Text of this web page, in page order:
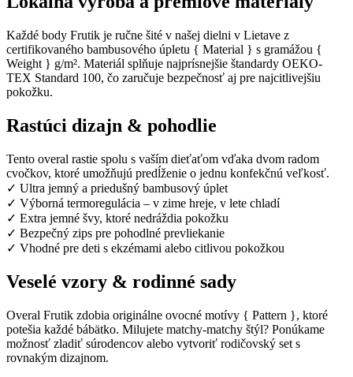
Každé body Frutik je ručne šité v našej dielni v Lietave z
certifikovaného bambusového úpletu { Material } s gramážou {
Weight } g/m². Materiál splňuje najprísnejšie štandardy OEKO-
TEX Standard 100, čo zaručuje bezpečnosť aj pre najcitlivejšiu
pokožku.
Rastúci dizajn & pohodlie
Tento overal rastie spolu s vaším dieťaťom vďaka dvom radom
cvočkov, ktoré umožňujú predĺženie o jednu konfekčnú veľkosť.
✓ Ultra jemný a priedušný bambusový úplet
✓ Výborná termoregulácia – v zime hreje, v lete chladí
✓ Extra jemné švy, ktoré nedráždia pokožku
✓ Bezpečný zips pre pohodlné prevliekanie
✓ Vhodné pre deti s ekzémami alebo citlivou pokožkou
Veselé vzory & rodinné sady
Overal Frutik zdobia originálne ovocné motívy { Pattern }, ktoré
potešia každé bábätko. Milujete matchy-matchy štýl? Ponúkame
možnosť zladiť súrodencov alebo vytvoriť rodičovský set s
rovnakým dizajnom.